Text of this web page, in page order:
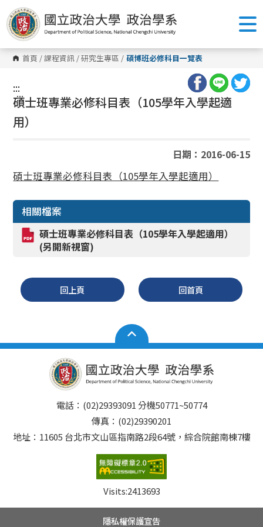
跳
到
主
要
內
容
區 首頁 /課程資訊 /研究生專區 / 碩博班必修科目一覽表
:::
:::
碩士班專業必修科目表（105學年入學起適
用）
日期：2016-06-15
碩士班專業必修科目表（105學年入學起適用）
相關檔案
碩士班專業必修科目表（105學年入學起適用）
(另開新視窗)
回上頁 回首頁
電話：(02)29393091 分機50771~50774
傳真：(02)29390201
地址：11605 台北市文山區指南路2段64號，綜合院館南棟7樓
Visits:2413693
隱私權保護宣告